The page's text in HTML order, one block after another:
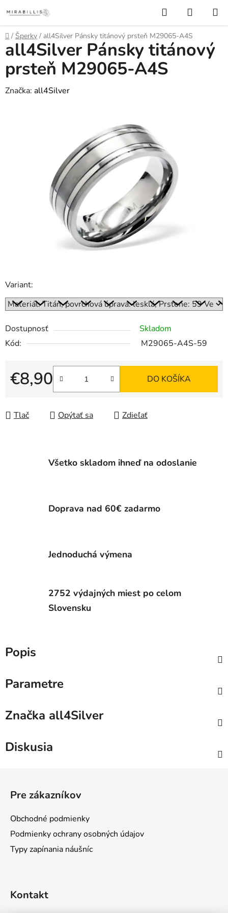
na
obsah
Hľadať
KOŠÍK
Domov
/ Šperky / all4Silver Pánsky titánový prsteň M29065-A4S
Variant:
Dostupnosť
Skladom
Kód:
M29065-A4S-59
€8,90
Jednotková cena:
DO KOŠÍKA
Tlač Opýtať sa Zdieľať
all4Silver Pánsky titánový
prsteň M29065-A4S
Značka: all4Silver
Všetko skladom ihneď na odoslanie
Doprava nad 60€ zadarmo
Jednoduchá výmena
2752 výdajných miest po celom
Slovensku
Popis
Parametre
Značka all4Silver
Diskusia
Pre zákazníkov
Obchodné podmienky
Podmienky ochrany osobných údajov
Typy zapínania náušníc
Kontakt